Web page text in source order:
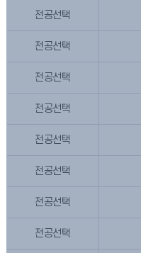
전공선택
전공선택
전공선택
전공선택
전공선택
전공선택
전공선택
전공선택